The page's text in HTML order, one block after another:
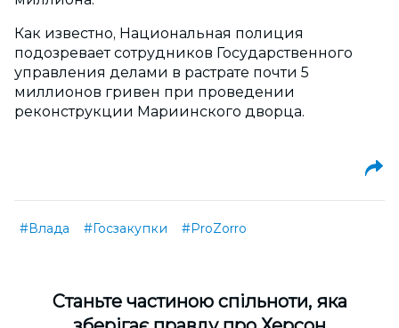
Как известно, Национальная полиция
подозревает сотрудников Государственного
управления делами в растрате почти 5
миллионов гривен при проведении
реконструкции Мариинского дворца.
#Влада #Госзакупки #ProZorro
Cтаньте частиною спільноти, яка